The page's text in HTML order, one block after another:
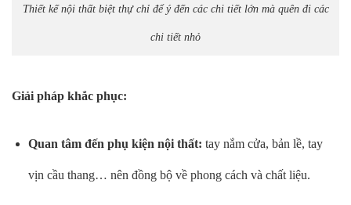
Thiết kế nội thất biệt thự chỉ để ý đến các chi tiết lớn mà quên đi các
chi tiết nhỏ
Giải pháp khắc phục:
Quan tâm đến phụ kiện nội thất: tay nắm cửa, bản lề, tay
vịn cầu thang… nên đồng bộ về phong cách và chất liệu.